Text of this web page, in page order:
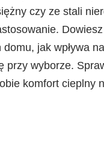
czy ze stali
jak wpływa
przy wyborze.
komfort cieplny